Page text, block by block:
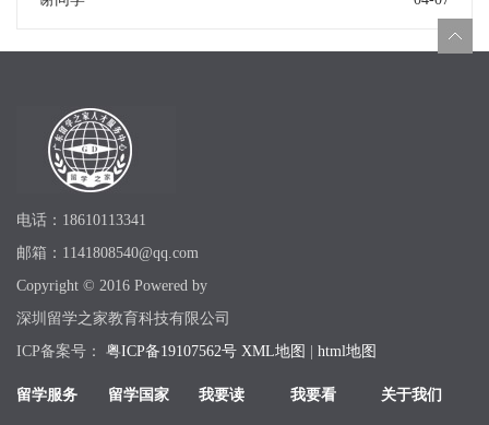
电话：18610113341
邮箱：1141808540@qq.com
Copyright © 2016 Powered by
深圳留学之家教育科技有限公司
ICP备案号：
粤ICP备19107562号 XML地图 | html地图
留学服务 留学国家 我要读 我要看 关于我们